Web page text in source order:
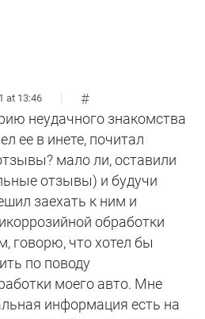
at 13:46
#
неудачного знакомства
ее в инете, почитал
мало ли, оставили
отзывы) и будучи
заехать к ним и
обработки
говорю, что хотел бы
по поводу
моего авто. Мне
информация есть на